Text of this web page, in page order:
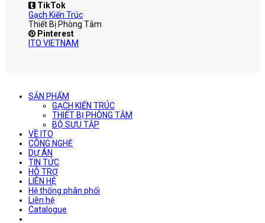
TikTok
Gạch Kiến Trúc
Thiết Bị Phòng Tắm
Pinterest
ITO VIETNAM
SẢN PHẨM
GẠCH KIẾN TRÚC
THIẾT BỊ PHÒNG TẮM
BỘ SƯU TẬP
VỀ ITO
CÔNG NGHỆ
DỰ ÁN
TIN TỨC
HỖ TRỢ
LIÊN HỆ
Hệ thống phân phối
Liên hệ
Catalogue